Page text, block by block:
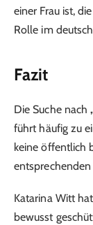
einer Frau ist,
Rolle im
Fazit
Die Suche nach
führt häufig zu
keine öffentlich
Katarina Witt
bewusst